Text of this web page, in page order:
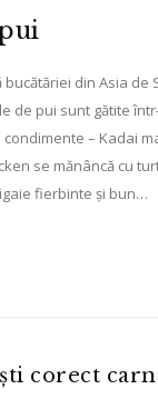
din Asia de
de pui sunt gătite
– Kadai
se mănâncă cu
fierbinte și bun…
corect